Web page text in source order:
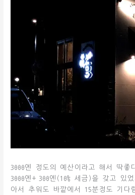
3000엔 정도의 예산이라고 해서 딱
3000엔+ 300엔(10% 세금)을 갖고 있
아서 추워도 바깥에서 15분정도 기다